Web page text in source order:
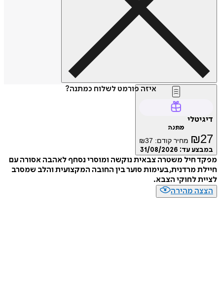
איזה פורמט לשלוח כמתנה?
דיגיטלי
מתנה
₪27 מחיר קודם: ₪37
במבצע עד: 31/08/2026
מפקד חיל משטרה צבאית נוקשה ומוסרי נסחף לאהבה אסורה עם
חיילת מרדנית, בעימות סוער בין החובה המקצועית והלב שמסרב
לציית לחוקי הצבא.
הצצה מהירה